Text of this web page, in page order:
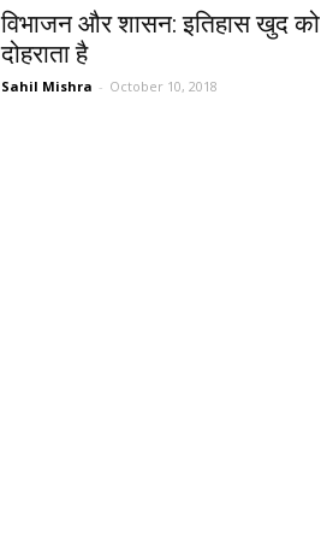
विभाजन और शासन: इतिहास खुद को
दोहराता है
Sahil Mishra - October 10, 2018